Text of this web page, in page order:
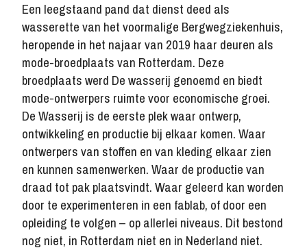
Een leegstaand pand dat dienst deed als
wasserette van het voormalige Bergwegziekenhuis,
heropende in het najaar van 2019 haar deuren als
mode-broedplaats van Rotterdam. Deze
broedplaats werd De wasserij genoemd en biedt
mode-ontwerpers ruimte voor economische groei.
De Wasserij is de eerste plek waar ontwerp,
ontwikkeling en productie bij elkaar komen. Waar
ontwerpers van stoffen en van kleding elkaar zien
en kunnen samenwerken. Waar de productie van
draad tot pak plaatsvindt. Waar geleerd kan worden
door te experimenteren in een fablab, of door een
opleiding te volgen – op allerlei niveaus. Dit bestond
nog niet, in Rotterdam niet en in Nederland niet.